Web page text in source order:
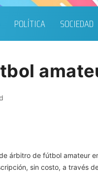
POLÍTICA SOCIEDAD
árbitro de fútbol amateur
sin costo, a través